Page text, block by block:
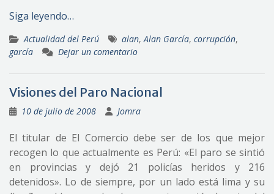
Siga leyendo…
Actualidad del Perú alan,Alan García, corrupción,
garcía
Dejar un comentario
Visiones del Paro Nacional
10 de julio de 2008 Jomra
El titular de El Comercio debe ser de los que mejor
recogen lo que actualmente es Perú: «El paro se sintió
en provincias y dejó 21 policías heridos y 216
detenidos». Lo de siempre, por un lado está lima y su